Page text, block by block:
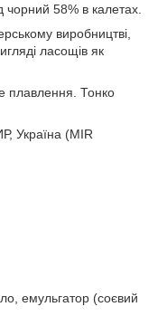
58% в калетах.
виробництві,
ласощів як
плавлення. Тонко
Україна (MIR
емульгатор (соєвий